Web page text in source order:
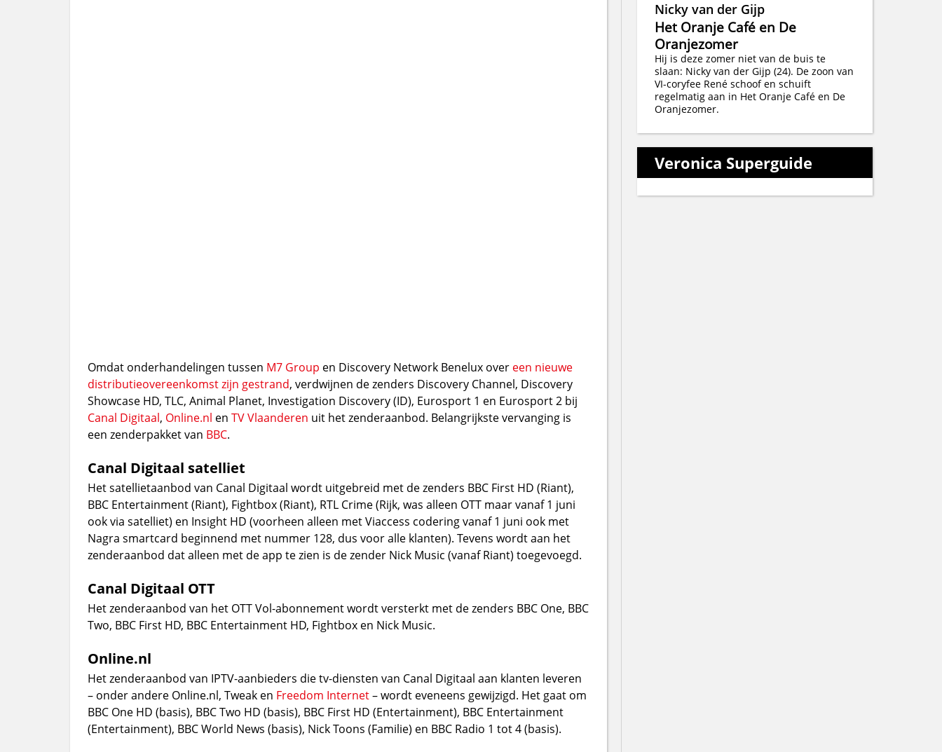
Omdat onderhandelingen tussen M7 Group en Discovery Network Benelux over een nieuwe
distributieovereenkomst zijn gestrand, verdwijnen de zenders Discovery Channel, Discovery
Showcase HD, TLC, Animal Planet, Investigation Discovery (ID), Eurosport 1 en Eurosport 2 bij
Canal Digitaal, Online.nl en TV Vlaanderen uit het zenderaanbod. Belangrijkste vervanging is
een zenderpakket van BBC.
Canal Digitaal satelliet
Het satellietaanbod van Canal Digitaal wordt uitgebreid met de zenders BBC First HD (Riant),
BBC Entertainment (Riant), Fightbox (Riant), RTL Crime (Rijk, was alleen OTT maar vanaf 1 juni
ook via satelliet) en Insight HD (voorheen alleen met Viaccess codering vanaf 1 juni ook met
Nagra smartcard beginnend met nummer 128, dus voor alle klanten). Tevens wordt aan het
zenderaanbod dat alleen met de app te zien is de zender Nick Music (vanaf Riant) toegevoegd.
Canal Digitaal OTT
Het zenderaanbod van het OTT Vol-abonnement wordt versterkt met de zenders BBC One, BBC
Two, BBC First HD, BBC Entertainment HD, Fightbox en Nick Music.
Online.nl
Het zenderaanbod van IPTV-aanbieders die tv-diensten van Canal Digitaal aan klanten leveren
– onder andere Online.nl, Tweak en Freedom Internet– wordt eveneens gewijzigd. Het gaat om
BBC One HD (basis), BBC Two HD (basis), BBC First HD (Entertainment), BBC Entertainment
(Entertainment), BBC World News (basis), Nick Toons (Familie) en BBC Radio 1 tot 4 (basis).
Nicky van der Gijp
Het Oranje Café en De
Oranjezomer
Hij is deze zomer niet van de buis te
slaan: Nicky van der Gijp (24). De zoon van
VI-coryfee René schoof en schuift
regelmatig aan in Het Oranje Café en De
Oranjezomer.
Veronica Superguide